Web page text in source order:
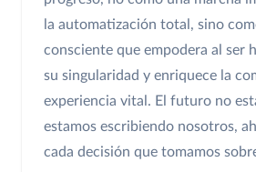
la automatización total, sino
consciente que empodera al ser
su singularidad y enriquece la
experiencia vital. El futuro no
estamos escribiendo nosotros,
cada decisión que tomamos